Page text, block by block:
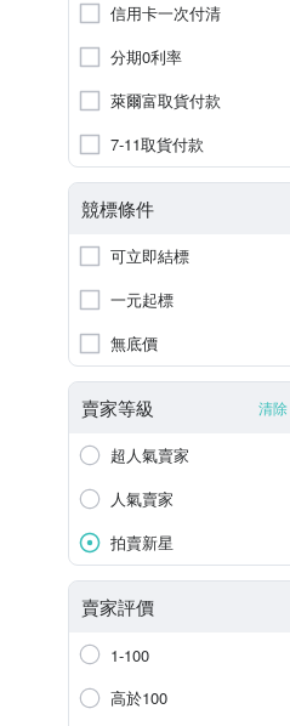
信用卡一次付清
分期0利率
萊爾富取貨付款
7-11取貨付款
競標條件
可立即結標
一元起標
無底價
賣家等級 清除
超人氣賣家
人氣賣家
拍賣新星
賣家評價
1-100
高於100